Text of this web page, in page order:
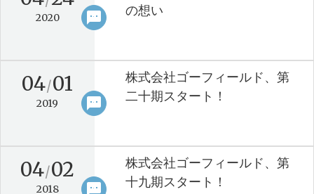
sms
2020
の想い
keyboard_arrow_right
sms
04/01
2019
株式会社ゴーフィールド、第
二十期スタート！
keyboard_arrow_right
sms
04/02
2018
株式会社ゴーフィールド、第
十九期スタート！
keyboard_arrow_right